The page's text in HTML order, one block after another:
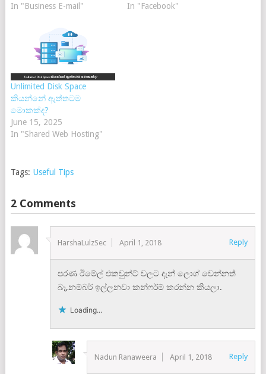
In "Business E-mail"
In "Facebook"
Unlimited Disk Space
කියන්නේ ඇත්තටම
මොකක්ද?
June 15, 2025
In "Shared Web Hosting"
Tags: Useful Tips
2 Comments
HarshaLulzSec April 1, 2018 Reply
පරණ ඊමේල් එකවුන්ට් වලට දැන් ලොග් වෙන්නත්
බෑ,නම්බර් ඉල්ලනවා කන්ෆර්ම් කරන්න කියලා.
Loading...
Nadun Ranaweera April 1, 2018 Reply